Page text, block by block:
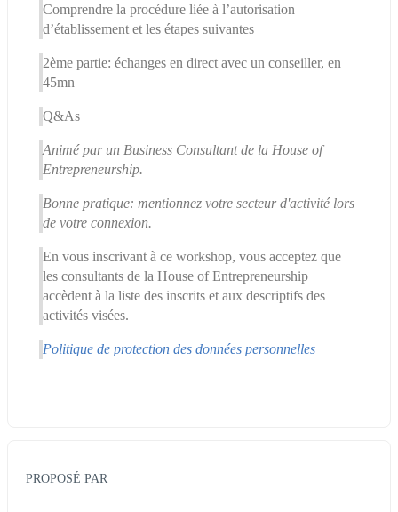
Comprendre la procédure liée à l’autorisation
d’établissement et les étapes suivantes
2ème partie: échanges en direct avec un conseiller, en
45mn
Q&As
Animé par un Business Consultant de la House of
Entrepreneurship.
Bonne pratique: mentionnez votre secteur d'activité lors
de votre connexion.
En vous inscrivant à ce workshop, vous acceptez que
les consultants de la House of Entrepreneurship
accèdent à la liste des inscrits et aux descriptifs des
activités visées.
Politique de protection des données personnelles
PROPOSÉ PAR